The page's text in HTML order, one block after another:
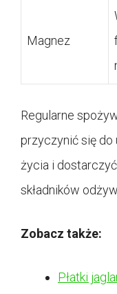
Magnez
Regularne
przyczynić się
życia i
składników
Zobacz także:
Płatki